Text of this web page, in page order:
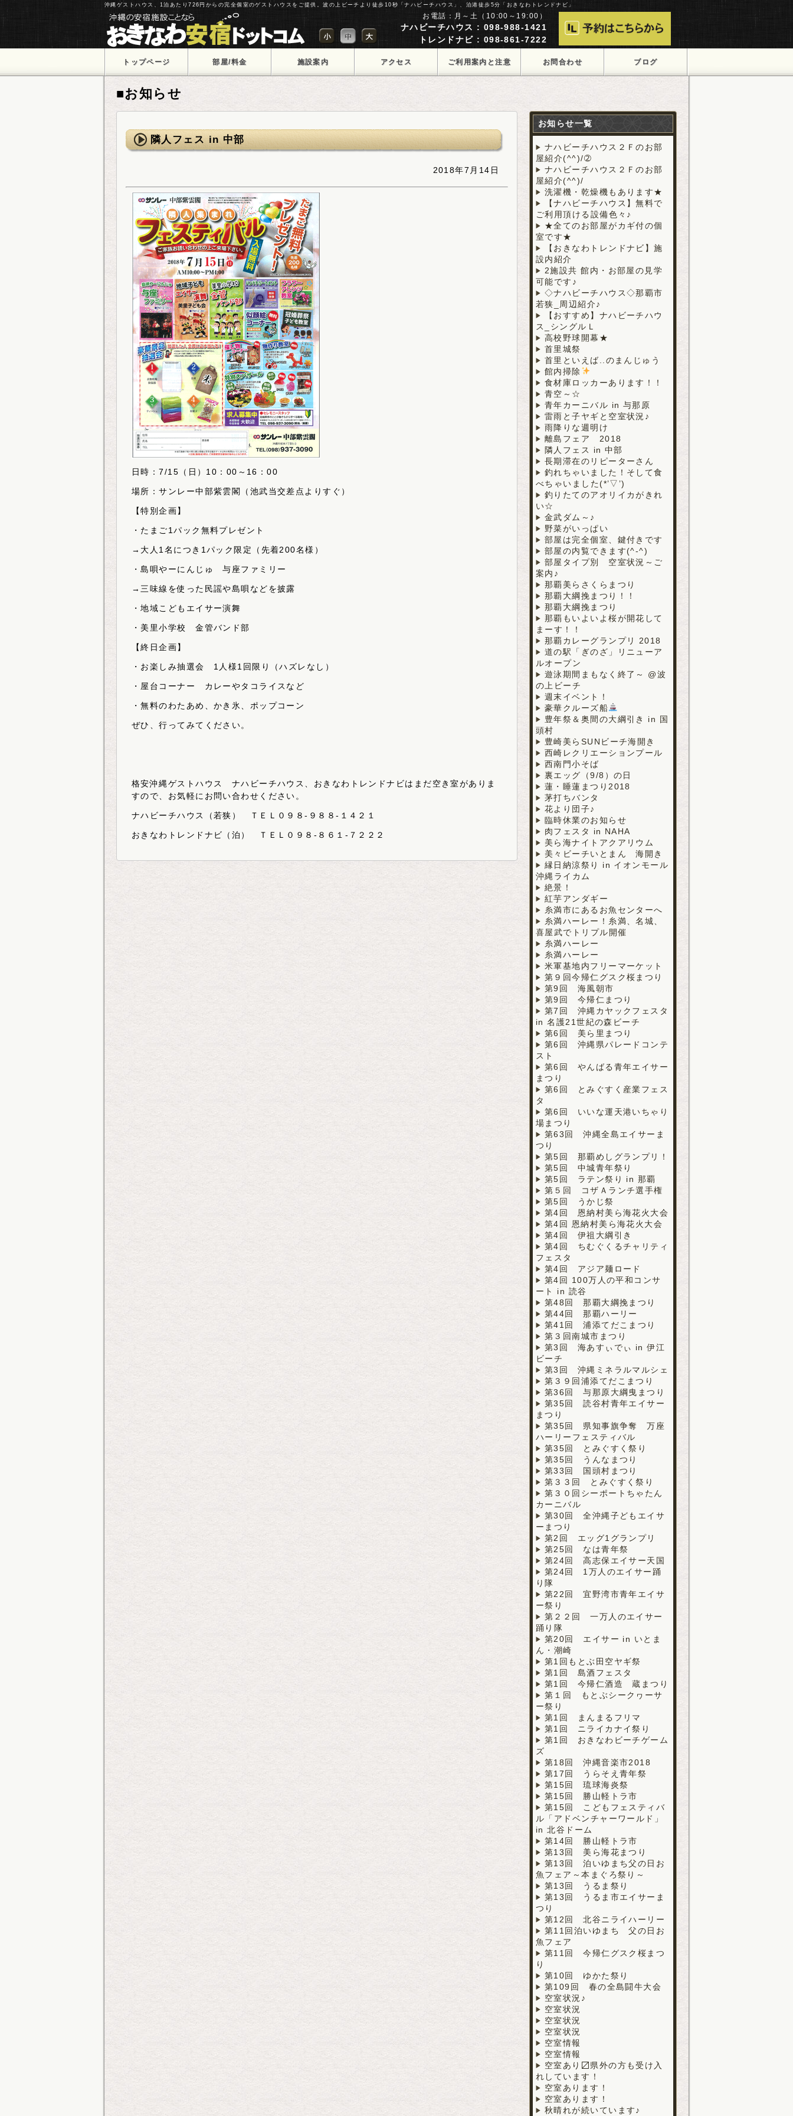
沖縄ゲストハウス、1泊あたり726円からの完全個室のゲストハウスをご提供。波の上ビーチより徒歩10秒「ナハビーチハウス」、泊港徒歩5分「おきなわトレンドナビ」
お電話：月～土（10:00～19:00）
ナハビーチハウス : 098-988-1421
トレンドナビ : 098-861-7222
トップページ 部屋/料金 施設案内 アクセス ご利用案内と注意 お問合わせ ブログ
■お知らせ
隣人フェス in 中部
2018年7月14日
日時：7/15（日）10：00～16：00
場所：サンレー中部紫雲閣（池武当交差点よりすぐ）
【特別企画】
・たまご1パック無料プレゼント
→大人1名につき1パック限定（先着200名様）
・島唄やーにんじゅ 与座ファミリー
→三味線を使った民謡や島唄などを披露
・地域こどもエイサー演舞
・美里小学校 金管バンド部
【終日企画】
・お楽しみ抽選会 1人様1回限り（ハズレなし）
・屋台コーナー カレーやタコライスなど
・無料のわたあめ、かき氷、ポップコーン
ぜひ、行ってみてください。
格安沖縄ゲストハウス ナハビーチハウス、おきなわトレンドナビはまだ空き室がありま
すので、お気軽にお問い合わせください。
ナハビーチハウス（若狭） ＴＥＬ０９８-９８８-１４２１
おきなわトレンドナビ（泊） ＴＥＬ０９８-８６１-７２２２
お知らせ一覧
ナハビーチハウス２Ｆのお部
屋紹介(^^)/➁
ナハビーチハウス２Ｆのお部
屋紹介(^^)/
洗濯機・乾燥機もあります★
【ナハビーチハウス】無料で
ご利用頂ける設備色々♪
★全てのお部屋がカギ付の個
室です★
【おきなわトレンドナビ】施
設内紹介
2施設共 館内・お部屋の見学
可能です♪
◇ナハビーチハウス◇那覇市
若狭_周辺紹介♪
【おすすめ】ナハビーチハウ
ス_シングルＬ
高校野球開幕★
首里城祭
首里といえば..のまんじゅう
館内掃除
食材庫ロッカーあります！！
青空～☆
青年カーニバル in 与那原
雷雨と子ヤギと空室状況♪
雨降りな週明け
離島フェア 2018
隣人フェス in 中部
長期滞在のリピーターさん
釣れちゃいました！そして食
べちゃいました(*’▽’)
釣りたてのアオリイカがきれ
い☆
金武ダム～♪
野菜がいっぱい
部屋は完全個室、鍵付きです
部屋の内覧できます(^-^)
部屋タイプ別 空室状況～ご
案内♪
那覇美らさくらまつり
那覇大綱挽まつり！！
那覇大綱挽まつり
那覇もいよいよ桜が開花して
まーす！！
那覇カレーグランプリ 2018
道の駅「ぎのざ」リニューア
ルオープン
遊泳期間まもなく終了～ @波
の上ビーチ
週末イベント！
豪華クルーズ船
豊年祭＆奥間の大綱引き in 国
頭村
豊崎美らSUNビーチ海開き
西崎レクリエーションプール
西南門小そば
裏エッグ（9/8）の日
蓮・睡蓮まつり2018
茅打ちバンタ
花より団子♪
臨時休業のお知らせ
肉フェスタ in NAHA
美ら海ナイトアクアリウム
美々ビーチいとまん 海開き
縁日納涼祭り in イオンモール
沖縄ライカム
絶景！
紅芋アンダギー
糸満市にあるお魚センターへ
糸満ハーレー！糸満、名城、
喜屋武でトリプル開催
糸満ハーレー
糸満ハーレー
米軍基地内フリーマーケット
第９回今帰仁グスク桜まつり
第9回 海風朝市
第9回 今帰仁まつり
第7回 沖縄カヤックフェスタ
in 名護21世紀の森ビーチ
第6回 美ら里まつり
第6回 沖縄県パレードコンテ
スト
第6回 やんばる青年エイサー
まつり
第6回 とみぐすく産業フェス
タ
第6回 いいな運天港いちゃり
場まつり
第63回 沖縄全島エイサーま
つり
第5回 那覇めしグランプリ！
第5回 中城青年祭り
第5回 ラテン祭り in 那覇
第５回 コザＡランチ選手権
第5回 うかじ祭
第4回 恩納村美ら海花火大会
第4回 恩納村美ら海花火大会
第4回 伊祖大綱引き
第4回 ちむぐくるチャリティ
フェスタ
第4回 アジア麺ロード
第4回 100万人の平和コンサ
ート in 読谷
第48回 那覇大綱挽まつり
第44回 那覇ハーリー
第41回 浦添てだこまつり
第３回南城市まつり
第3回 海あすぃでぃ in 伊江
ビーチ
第3回 沖縄ミネラルマルシェ
第３９回浦添てだこまつり
第36回 与那原大綱曳まつり
第35回 読谷村青年エイサー
まつり
第35回 県知事旗争奪 万座
ハーリーフェスティバル
第35回 とみぐすく祭り
第35回 うんなまつり
第33回 国頭村まつり
第３３回 とみぐすく祭り
第３０回シーポートちゃたん
カーニバル
第30回 全沖縄子どもエイサ
ーまつり
第2回 エッグ1グランプリ
第25回 なは青年祭
第24回 高志保エイサー天国
第24回 1万人のエイサー踊
り隊
第22回 宜野湾市青年エイサ
ー祭り
第２２回 一万人のエイサー
踊り隊
第20回 エイサー in いとま
ん・潮崎
第1回もとぶ田空ヤギ祭
第1回 島酒フェスタ
第1回 今帰仁酒造 蔵まつり
第１回 もとぶシークヮーサ
ー祭り
第1回 まんまるフリマ
第1回 ニライカナイ祭り
第1回 おきなわビーチゲーム
ズ
第18回 沖縄音楽市2018
第17回 うらそえ青年祭
第15回 琉球海炎祭
第15回 勝山軽トラ市
第15回 こどもフェスティバ
ル「アドベンチャーワールド」
in 北谷ドーム
第14回 勝山軽トラ市
第13回 美ら海花まつり
第13回 泊いゆまち父の日お
魚フェア～本まぐろ祭り～
第13回 うるま祭り
第13回 うるま市エイサーま
つり
第12回 北谷ニライハーリー
第11回泊いゆまち 父の日お
魚フェア
第11回 今帰仁グスク桜まつ
り
第10回 ゆかた祭り
第109回 春の全島闘牛大会
空室状況♪
空室状況
空室状況
空室状況
空室情報
空室情報
空室あり〼県外の方も受け入
れしています！
空室あります！
空室あります！
秋晴れが続いています♪